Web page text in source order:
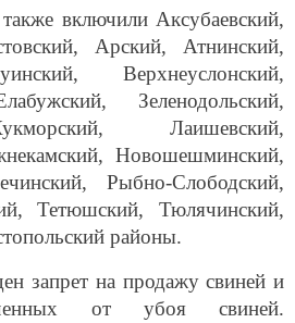
включили Аксубаевский,
Арский, Атнинский,
Верхнеуслонский,
Зеленодольский,
Лаишевский,
Новошешминский,
Рыбно-Слободский,
Тетюшский, Тюлячинский,
районы.
запрет на продажу свиней и
от убоя свиней.